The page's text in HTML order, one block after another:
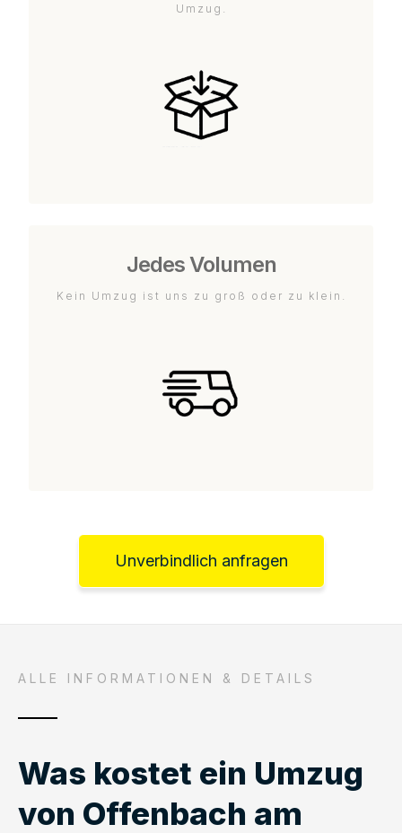
Umzug.
Jedes Volumen
Kein Umzug ist uns zu groß oder zu klein.
Unverbindlich anfragen
ALLE INFORMATIONEN & DETAILS
Was kostet ein Umzug
von Offenbach am